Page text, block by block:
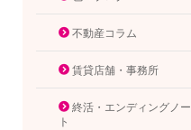
不動産コラム
賃貸店舗・事務所
終活・エンディングノー
ト